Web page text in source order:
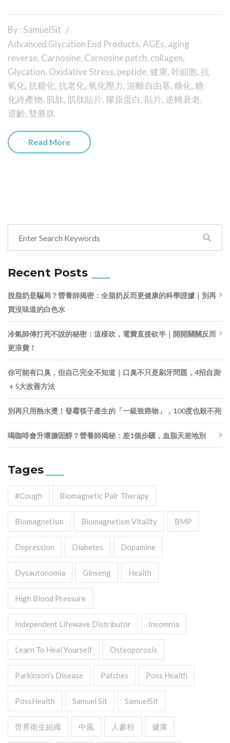
By : SamuelSit
Advanced Glycation End Products,AGEs, aging
reverse, Carnosine, Carnosine patch, collagen,
Glycation, Oxidative Stress, peptide,健康, 幹細胞,抗
氧化,抗糖化,抗老化,氧化壓力, 游離自由基,糖化,糖
化終產物, 肌肽, 肌肽貼片, 膠原蛋白, 貼片,逆轉衰老,
逆齡, 雙勝肽
Read More
Recent Posts
脫脂奶是騙局？營養師揭密：全脂奶反而更健康的科學證據｜別再
買沒味道的白色水
冷氣師傅打死不說的秘密：這樣吹，電費直接砍半｜開開關關反而
更浪費！
你可能有口臭，但自己完全不知道｜口臭不只是刷牙問題，4招自測
＋5大改善方法
別再只用熱水燙！發霉筷子產生的「一級致癌物」，100度也殺不死
喝咖啡會升壞膽固醇？營養師揭秘：差1個步驟，血脂天差地別
Tages
#cough Biomagnetic Pair Therapy
Biomagnetism Biomagnetism Vitality BMP
Depression Diabetes Dopamine
Dysautonomia Ginseng Health
High Blood Pressure
Independent Lifewave Distributor Insomnia
Learn To Heal Yourself Osteoporosis
Parkinson’s Disease Patches Poss Health
PossHealth Samuel Sit SamuelSit
世界衛生組織 中風 人參粉 健康